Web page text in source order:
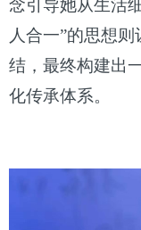
念引导她从生活
人合一”的思想
结，最终构建出
化传承体系。